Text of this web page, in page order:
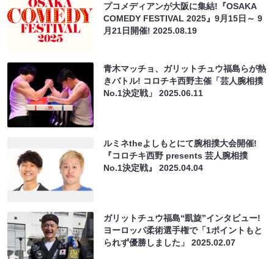
プコメディアンが大阪に集結!『OSAKA
COMEDY FESTIVAL 2025』9月15日～ 9
月21日開催!2025.08.19
青木マッチョ、ガリットチュウ福島らが熱
きバトル! コロチキ西野主催「芸人腕相撲
No.1決定戦」2025.06.11
ルミネtheよしもとにて腕相撲大会開催!
『コロチキ西野 presents 芸人腕相撲
No.1決定戦』2025.04.04
ガリットチュウ福島“凱旋”インタビュー!
ヨーロッパ柔術選手権で「1ポイントもと
られず優勝しました」2025.02.07